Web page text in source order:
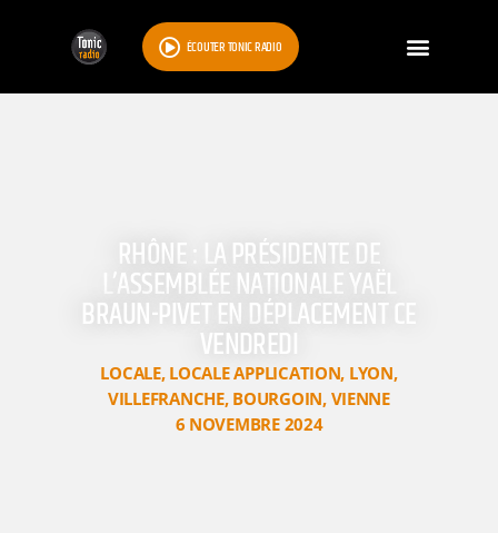
ÉCOUTER TONIC RADIO
RHÔNE : LA PRÉSIDENTE DE
L’ASSEMBLÉE NATIONALE YAËL
BRAUN-PIVET EN DÉPLACEMENT CE
VENDREDI
LOCALE, LOCALE APPLICATION, LYON,
VILLEFRANCHE, BOURGOIN, VIENNE
6 NOVEMBRE 2024